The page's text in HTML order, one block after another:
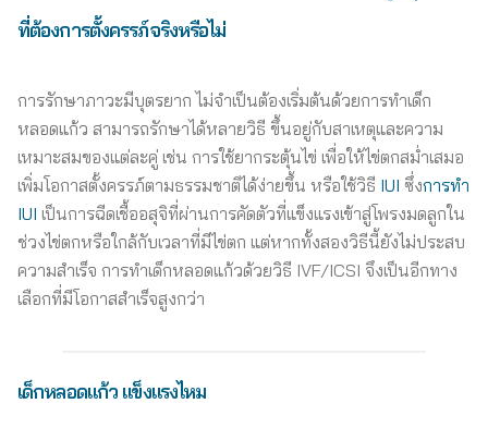
ที่ต้องการตั้งครรภ์จริงหรือไม่
การรักษาภาวะมีบุตรยาก ไม่จำเป็นต้องเริ่มต้นด้วยการทำเด็ก
หลอดแก้ว สามารถรักษาได้หลายวิธี ขึ้นอยู่กับสาเหตุและความ
เหมาะสมของแต่ละคู่ เช่น การใช้ยากระตุ้นไข่ เพื่อให้ไข่ตกสม่ำเสมอ
เพิ่มโอกาสตั้งครรภ์ตามธรรมชาติได้ง่ายขึ้น หรือใช้วิธี IUI ซึ่งการทำ
IUI เป็นการฉีดเชื้ออสุจิที่ผ่านการคัดตัวที่แข็งแรงเข้าสู่โพรงมดลูกใน
ช่วงไข่ตกหรือใกล้กับเวลาที่มีไข่ตก แต่หากทั้งสองวิธีนี้ยังไม่ประสบ
ความสำเร็จ การทำเด็กหลอดแก้วด้วยวิธี IVF/ICSI จึงเป็นอีกทาง
เลือกที่มีโอกาสสำเร็จสูงกว่า
เด็กหลอดแก้ว แข็งแรงไหม